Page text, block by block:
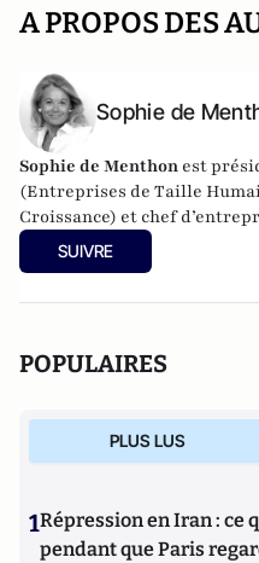
A PROPOS DES
Sophie de
Sophie de Menthon est
(Entreprises de Taille
Croissance) et chef
SUIVRE
POPULAIRES
PLUS LUS
1Répression en Iran : ce
pendant que Paris